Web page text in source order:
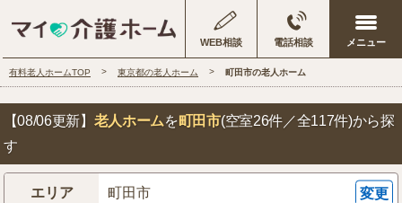
WEB相談 電話相談
有料老人ホームTOP 東京都の老人ホーム 町田市の老人ホーム
【08/06更新】 老人ホームを町田市(空室26件／全117件)から探
す
エリア 町田市 変更